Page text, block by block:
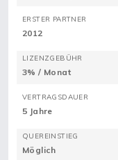
ERSTER PARTNER
2012
LIZENZGEBÜHR
3% / Monat
VERTRAGSDAUER
5 Jahre
QUEREINSTIEG
Möglich